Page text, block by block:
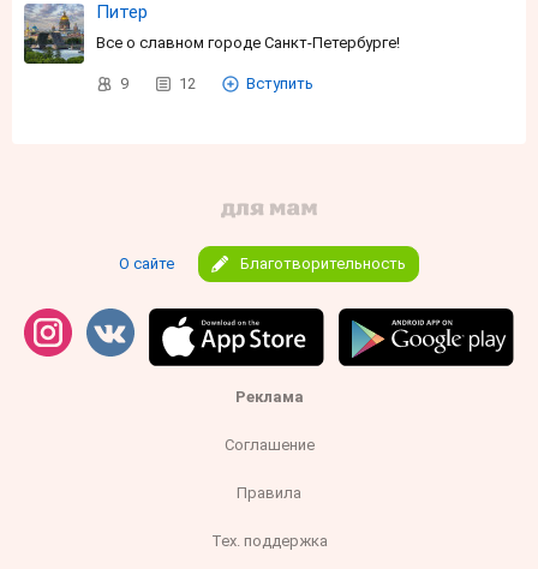
Питер
Все о славном городе Санкт-Петербурге!
9 12 Вступить
О сайте Благотворительность
Реклама
Соглашение
Правила
Тех. поддержка